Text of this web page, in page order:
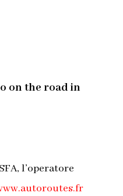
on the road in
l’operatore